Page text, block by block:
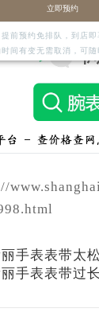
手表表带太
手表表带过
立即预约
提前预约免排队，到店即
时间有变无需取消，可随